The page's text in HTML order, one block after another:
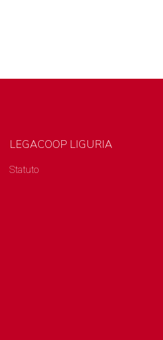
LEGACOOP LIGURIA
Statuto